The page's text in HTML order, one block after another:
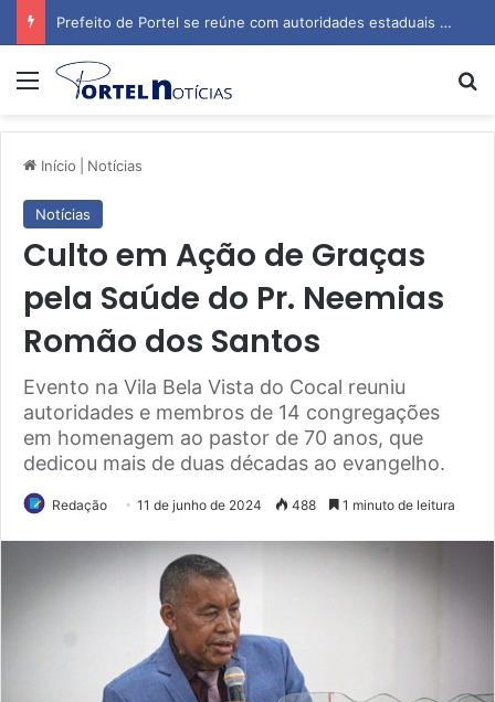
Prefeito de Portel se reúne com autoridades estaduais para tratar de obras e inauguração de escola
Menu
Início Notícias
Notícias
Culto em Ação de Graças
pela Saúde do Pr. Neemias
Romão dos Santos
Evento na Vila Bela Vista do Cocal reuniu
autoridades e membros de 14 congregações
em homenagem ao pastor de 70 anos, que
dedicou mais de duas décadas ao evangelho.
Redação 11 de junho de 2024 488 1 minuto de leitura